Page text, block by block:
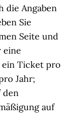
die Angaben
Sie
Seite und
eine
ein Ticket pro
Jahr;
den
auf